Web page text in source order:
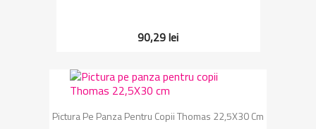
90,29 lei
Pictura Pe Panza Pentru Copii Thomas 22,5X30 Cm